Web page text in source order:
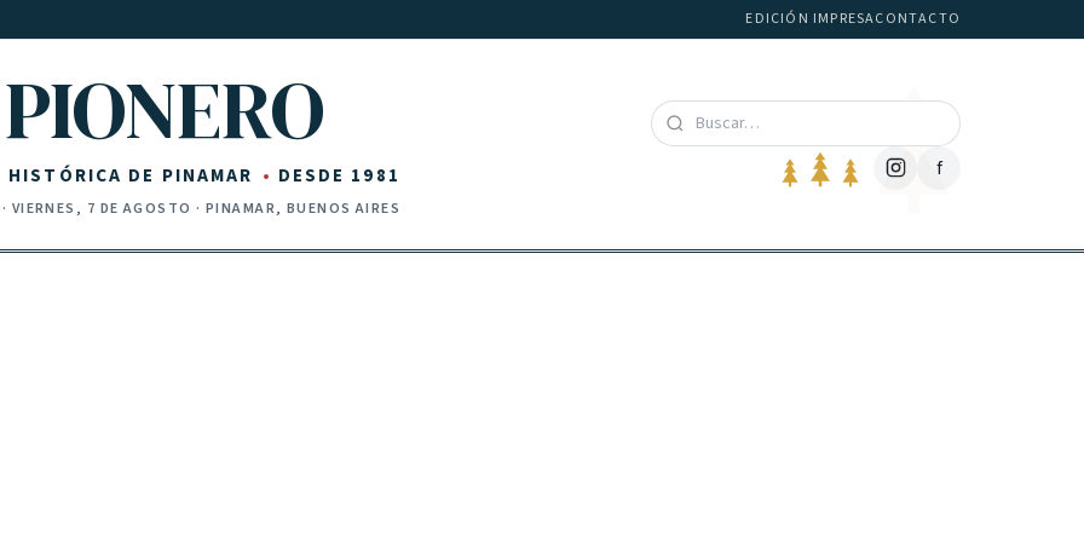
EDICIÓN IMPRESACONTACTO
PIONERO
HISTÓRICA DE PINAMAR DESDE 1981
· VIERNES, 7 DE AGOSTO · PINAMAR, BUENOS AIRES
f